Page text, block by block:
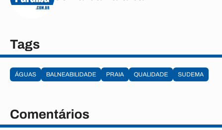
Tags
ÁGUAS BALNEABILIDADE PRAIA QUALIDADE SUDEMA
Comentários